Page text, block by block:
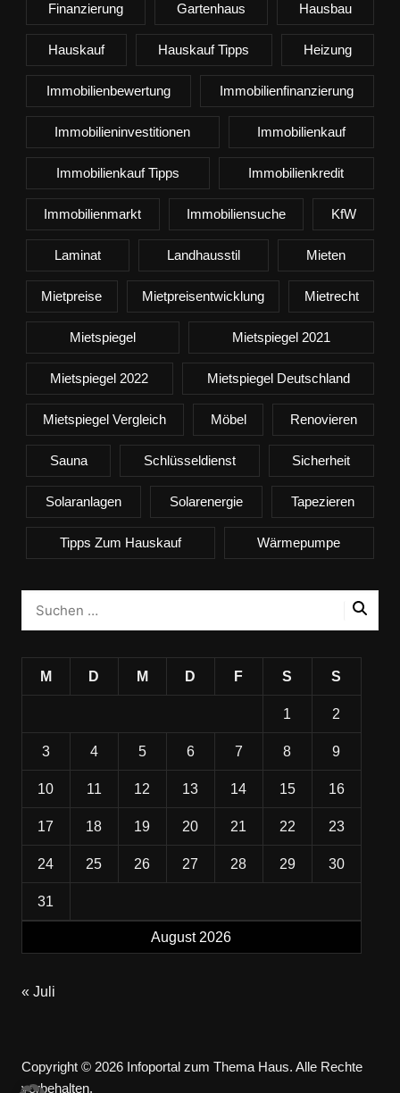
Finanzierung Gartenhaus Hausbau
Hauskauf Hauskauf Tipps Heizung
Immobilienbewertung Immobilienfinanzierung
Immobilieninvestitionen Immobilienkauf
Immobilienkauf Tipps Immobilienkredit
Immobilienmarkt Immobiliensuche KfW
Laminat Landhausstil Mieten
Mietpreise Mietpreisentwicklung Mietrecht
Mietspiegel Mietspiegel 2021
Mietspiegel 2022 Mietspiegel Deutschland
Mietspiegel Vergleich Möbel Renovieren
Sauna Schlüsseldienst Sicherheit
Solaranlagen Solarenergie Tapezieren
Tipps Zum Hauskauf Wärmepumpe
August 2026
M D M D F S S
1 2
3 4 5 6 7 8 9
10 11 12 13 14 15 16
17 18 19 20 21 22 23
24 25 26 27 28 29 30
31
« Juli
Copyright © 2026 Infoportal zum Thema Haus. Alle Rechte
vorbehalten.